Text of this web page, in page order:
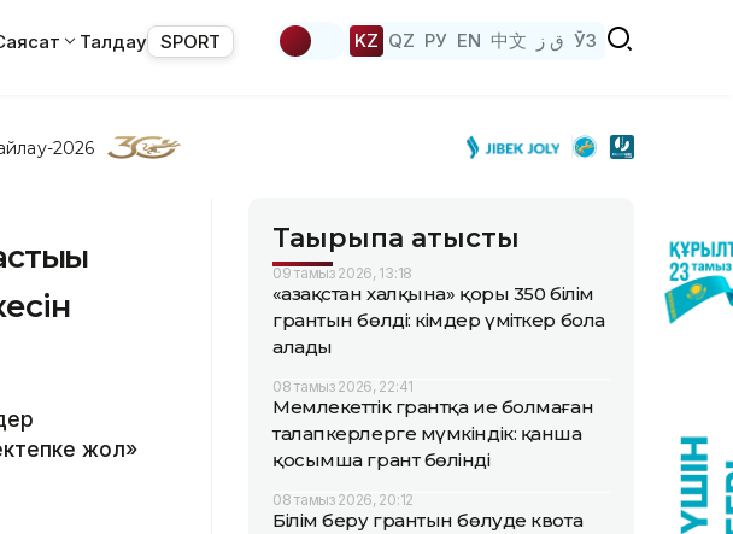
Талдау SPORT KZ QZ РУ EN 中文 ق ز ЎЗ
2026
жол»
Тақырыпқа қатысты
09 тамыз 2026, 13:18
«Қазақстан халқына» қоры 350 білім
грантын бөлді: кімдер үміткер бола
алады
08 тамыз 2026, 22:41
Мемлекеттік грантқа ие болмаған
талапкерлерге мүмкіндік: қанша
қосымша грант бөлінді
08 тамыз 2026, 20:12
Білім беру грантын бөлуде квота